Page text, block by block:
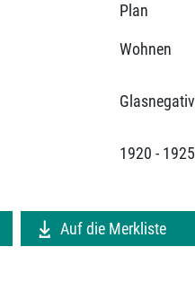
Plan
Wohnen
Glasnegativ
1920 - 1925
Auf die Merkliste